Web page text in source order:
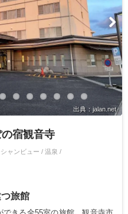
出典：jalan.net
宿観音寺
ャンビュー / 温泉 /
旅館